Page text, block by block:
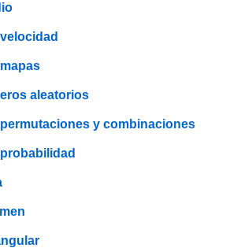
aleatorios
y combinaciones